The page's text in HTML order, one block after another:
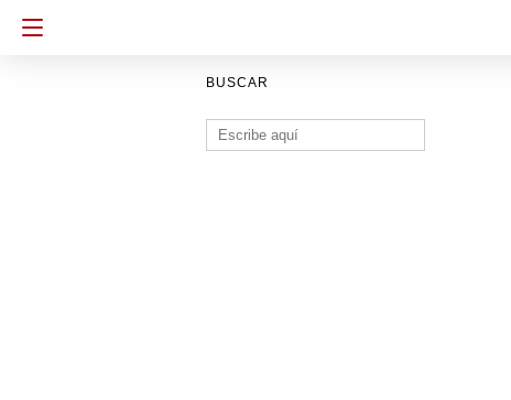
BUSCAR
Buscar: